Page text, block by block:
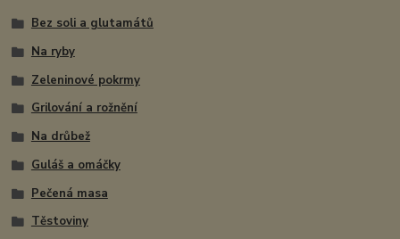
Bez soli a glutamátů
Na ryby
Zeleninové pokrmy
Grilování a rožnění
Na drůbež
Guláš a omáčky
Pečená masa
Těstoviny